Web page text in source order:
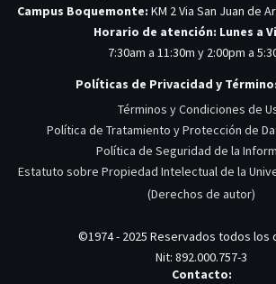
Campus Boquemonte: KM 2 Via San Juan de
Horario de atención: Lunes a
7:30am a 11:30m y 2:00pm a
Políticas de Privacidad y
Términos y Condiciones de
Política de Tratamiento y Protección de
Política de Seguridad de la
Estatuto sobre Propiedad Intelectual de la
(Derechos de autor)
©1974 - 2025 Reservados todos los
Nit: 892.000.757-3
Contacto: